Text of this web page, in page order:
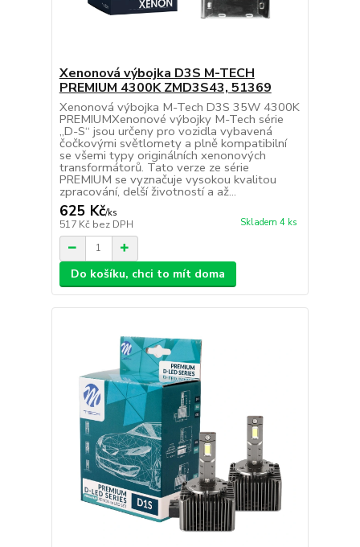
Xenonová výbojka D3S M-TECH
PREMIUM 4300K ZMD3S43, 51369
Xenonová výbojka M-Tech D3S 35W 4300K
PREMIUMXenonové výbojky M-Tech série
„D-S“ jsou určeny pro vozidla vybavená
čočkovými světlomety a plně kompatibilní
se všemi typy originálních xenonových
transformátorů. Tato verze ze série
PREMIUM se vyznačuje vysokou kvalitou
zpracování, delší životností a až...
625 Kč/ks
517 Kč bez DPH Skladem 4 ks
Do košíku, chci to mít doma